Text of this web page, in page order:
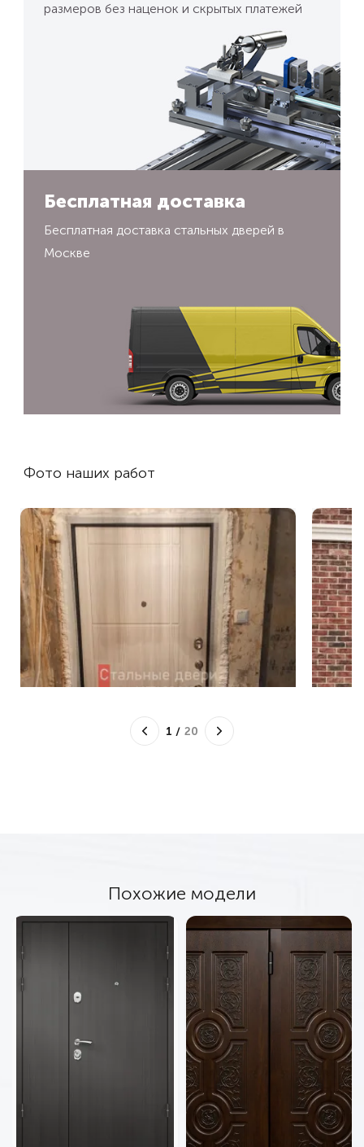
размеров без наценок и скрытых платежей
Бесплатная доставка
Бесплатная доставка стальных дверей в
Москве
Фото наших работ
1 / 20
Похожие модели